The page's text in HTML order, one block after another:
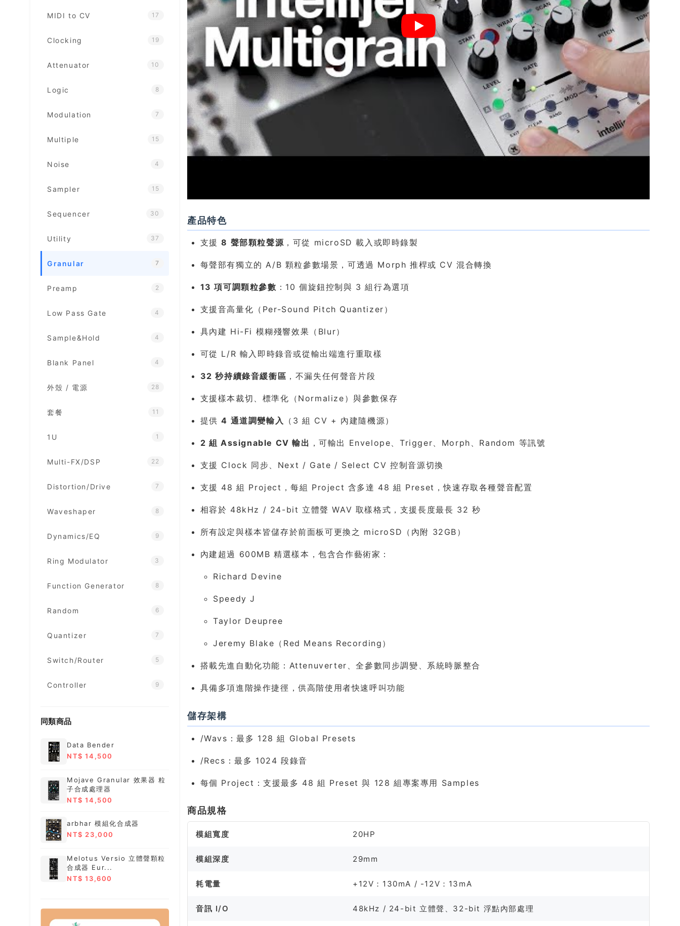
MIDI to CV 17
Clocking 19
Attenuator 10
Logic 8
Modulation 7
Multiple 15
Noise 4
Sampler 15
Sequencer 30
Utility 37
Granular 7
Preamp 2
Low Pass Gate 4
Sample&Hold 4
Blank Panel 4
外殼 / 電源 28
套餐 11
1U 1
Multi-FX/DSP 22
Distortion/Drive 7
Waveshaper 8
Dynamics/EQ 9
Ring Modulator 3
Function Generator 8
Random 6
Quantizer 7
Switch/Router 5
Controller 9
同類商品
Data Bender
NT$ 14,500
Mojave Granular 效果器 粒
子合成處理器
NT$ 14,500
arbhar 模組化合成器
NT$ 23,000
Melotus Versio 立體聲顆粒
合成器 Eur...
NT$ 13,600
產品特色
支援8 聲部顆粒聲源 ，可從 microSD 載入或即時錄製
每聲部有獨立的 A/B 顆粒參數場景，可透過 Morph 推桿或 CV 混合轉換
13 項可調顆粒參數 ：10 個旋鈕控制與 3 組行為選項
支援音高量化（Per-Sound Pitch Quantizer）
具內建 Hi-Fi 模糊殘響效果（Blur）
可從 L/R 輸入即時錄音或從輸出端進行重取樣
32 秒持續錄音緩衝區 ，不漏失任何聲音片段
支援樣本裁切、標準化（Normalize）與參數保存
提供4 通道調變輸入 （3 組 CV + 內建隨機源）
2 組 Assignable CV 輸出 ，可輸出 Envelope、Trigger、Morph、Random 等訊號
支援 Clock 同步、Next / Gate / Select CV 控制音源切換
支援 48 組 Project，每組 Project 含多達 48 組 Preset，快速存取各種聲音配置
相容於 48kHz / 24-bit 立體聲 WAV 取樣格式，支援長度最長 32 秒
所有設定與樣本皆儲存於前面板可更換之 microSD（內附 32GB）
內建超過 600MB 精選樣本，包含合作藝術家：
Richard Devine
Speedy J
Taylor Deupree
Jeremy Blake（Red Means Recording）
搭載先進自動化功能：Attenuverter、全參數同步調變、系統時脈整合
具備多項進階操作捷徑，供高階使用者快速呼叫功能
儲存架構
/Wavs：最多 128 組 Global Presets
/Recs：最多 1024 段錄音
每個 Project：支援最多 48 組 Preset 與 128 組專案專用 Samples
商品規格
模組寬度 20HP
模組深度 29mm
耗電量 +12V：130mA / -12V：13mA
音訊 I/O 48kHz / 24-bit 立體聲、32-bit 浮點內部處理